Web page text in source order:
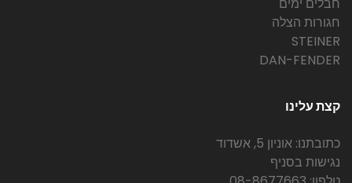
חגורות הצלה
STEINER
DAN-FENDER
קצת עלינו
כתובתנו: אוניון 5, אשדוד
נגישות בסניף